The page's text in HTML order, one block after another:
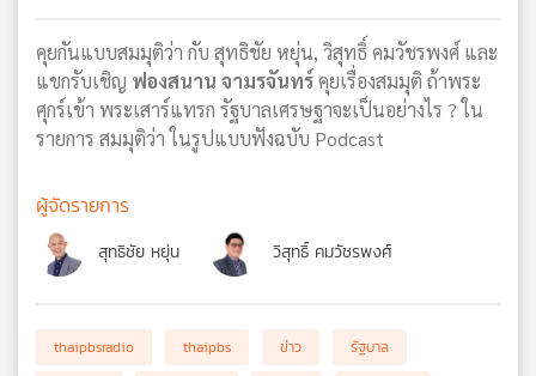
คุยกันแบบสมมุติว่า กับ สุทธิชัย หยุ่น, วิสุทธิ์ คมวัชรพงศ์ และ
แขกรับเชิญ ฟองสนาน จามรจันทร์คุยเรื่องสมมุติ ถ้าพระ
ศุกร์เข้า พระเสาร์แทรก รัฐบาลเศรษฐาจะเป็นอย่างไร ? ใน
รายการ สมมุติว่า ในรูปแบบฟังฉบับ Podcast
ผู้จัดรายการ
สุทธิชัย หยุ่น วิสุทธิ์ คมวัชรพงศ์
thaipbsradio thaipbs ข่าว
รัฐบาล